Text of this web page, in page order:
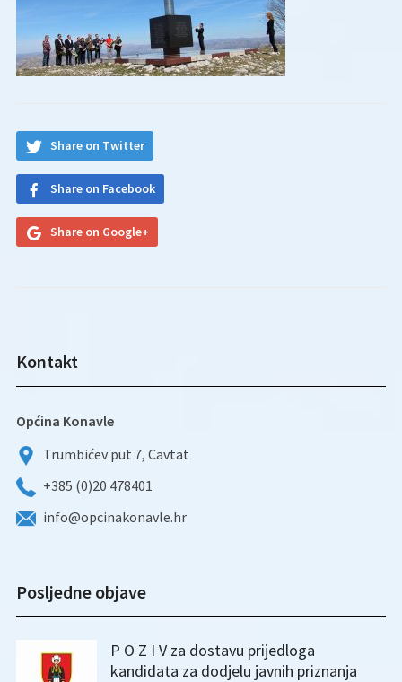
Share on Twitter
Share on Facebook
Share on Google+
Kontakt
Općina Konavle
Trumbićev put 7, Cavtat
+385 (0)20 478401
info@opcinakonavle.hr
Posljedne objave
P O Z I V za dostavu prijedloga
kandidata za dodjelu javnih priznanja